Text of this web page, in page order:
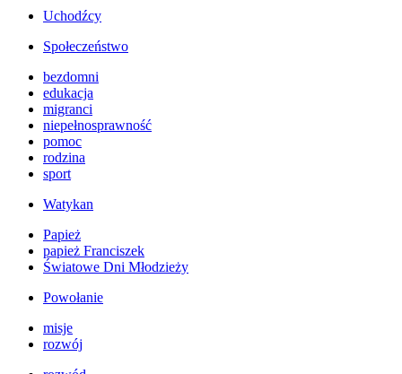
Uchodźcy
Społeczeństwo
bezdomni
edukacja
migranci
niepełnosprawność
pomoc
rodzina
sport
Watykan
Papież
papież Franciszek
Światowe Dni Młodzieży
Powołanie
misje
rozwój